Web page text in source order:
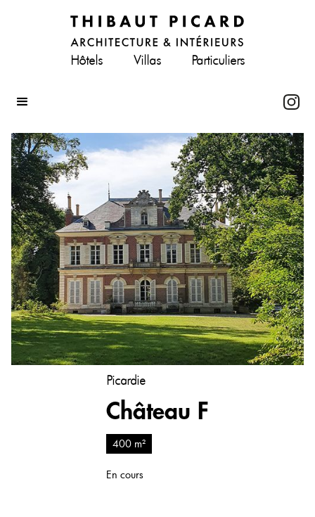
Hôtels Villas Particuliers
Picardie
Château F
400 m²
En cours